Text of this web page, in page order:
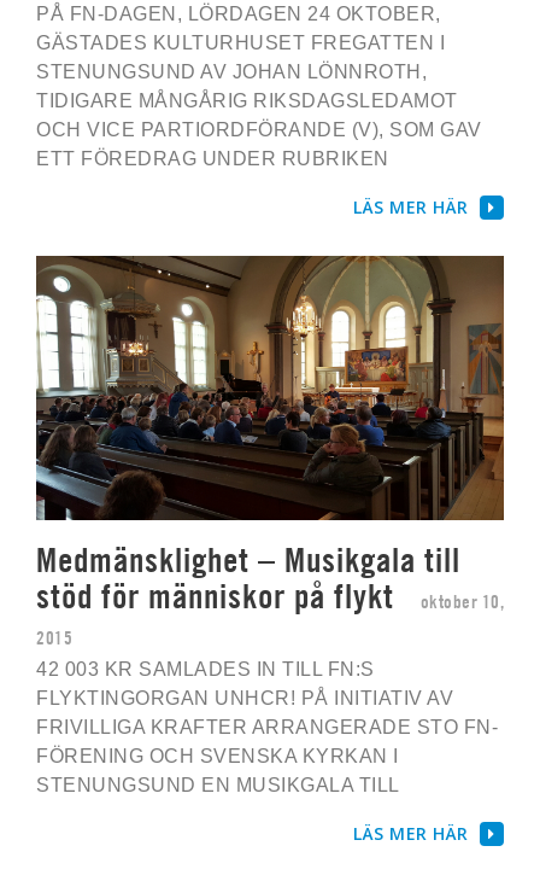
PÅ FN-DAGEN, LÖRDAGEN 24 OKTOBER,
GÄSTADES KULTURHUSET FREGATTEN I
STENUNGSUND AV JOHAN LÖNNROTH,
TIDIGARE MÅNGÅRIG RIKSDAGSLEDAMOT
OCH VICE PARTIORDFÖRANDE (V), SOM GAV
ETT FÖREDRAG UNDER RUBRIKEN
LÄS MER HÄR
Medmänsklighet – Musikgala till
stöd för människor på flykt
oktober 10,
2015
42 003 KR SAMLADES IN TILL FN:S
FLYKTINGORGAN UNHCR! PÅ INITIATIV AV
FRIVILLIGA KRAFTER ARRANGERADE STO FN-
FÖRENING OCH SVENSKA KYRKAN I
STENUNGSUND EN MUSIKGALA TILL
LÄS MER HÄR